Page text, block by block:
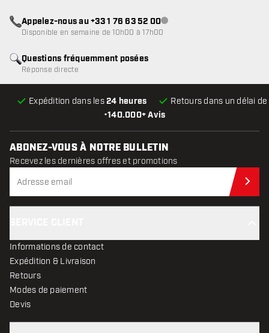
•140.000+ Avis
Expédition dans les24 heures Retours dans un délai de
Questions fréquemment posées
Réponse directe
Appelez-nous au +33 1 76 63 52 00Service client indisponible
Disponible en semaine de 10h00 à 17h00
ABONEZ-VOUS À NOTRE BULLETIN
Recevez les dernières offres et promotions
Informations de contact
Expédition & Livraison
Retours
Modes de paiement
Devis